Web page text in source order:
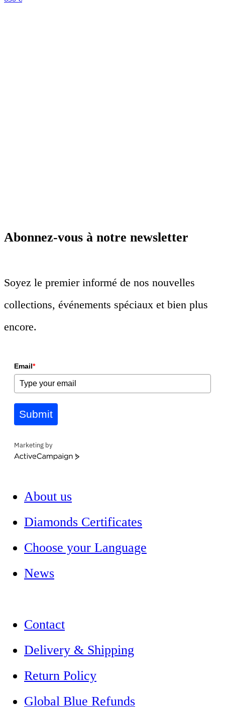
Abonnez-vous à notre newsletter
Soyez le premier informé de nos nouvelles
collections, événements spéciaux et bien plus
encore.
Email*
Submit
Marketing by
ActiveCampaign
About us
Diamonds Certificates
Choose your Language
News
Contact
Delivery & Shipping
Return Policy
Global Blue Refunds